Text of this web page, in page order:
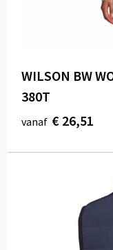
WILSON BW
380T
vanaf € 26,51